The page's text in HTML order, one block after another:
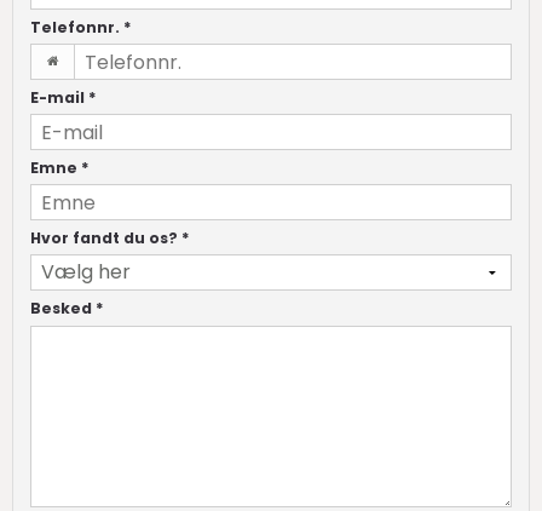
Telefonnr. *
E-mail *
Emne *
Hvor fandt du os? *
Besked *